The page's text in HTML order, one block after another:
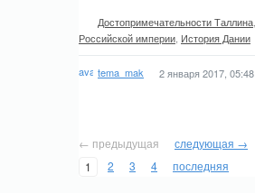
Достопримечательности Таллина
Российской империи История Дании
tema_mak 2 января 2017, 05:48
← предыдущая
следующая →
1
2 3 4 последняя